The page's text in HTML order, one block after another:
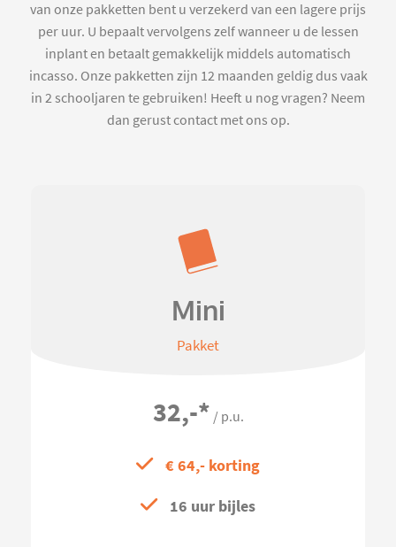
van onze pakketten bent u verzekerd van een lagere prijs
per uur. U bepaalt vervolgens zelf wanneer u de lessen
inplant en betaalt gemakkelijk middels automatisch
incasso. Onze pakketten zijn 12 maanden geldig dus vaak
in 2 schooljaren te gebruiken! Heeft u nog vragen? Neem
dan gerust contact met ons op.
Mini
Pakket
32,-* / p.u.
€ 64,- korting
16 uur bijles